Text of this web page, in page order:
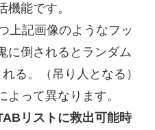
機能です。
上記画像のようなフッ
に倒されるとランダム
る。（吊り人となる）
って異なります。
リストに救出可能時